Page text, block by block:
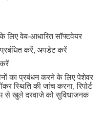
लिए वेब-आधारित सॉफ्टवेयर
प्रबंधित करें, अपडेट करें
का प्रबंधन करने के लिए पेशेवर
स्थिति की जांच करना, रिपोर्ट
से खुले दरवाजे को सुविधाजनक